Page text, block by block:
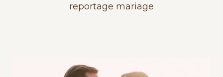
reportage mariage